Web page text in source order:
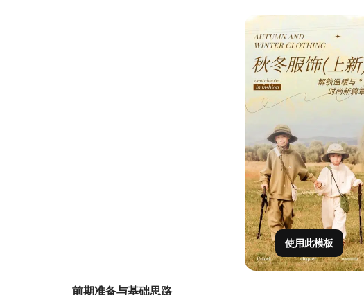
使用此模板
前期准备与基础思路